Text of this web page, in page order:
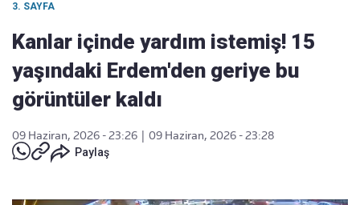
3. SAYFA
Kanlar içinde yardım istemiş! 15
yaşındaki Erdem'den geriye bu
görüntüler kaldı
09 Haziran, 2026 - 23:26
09 Haziran, 2026 - 23:28
Paylaş